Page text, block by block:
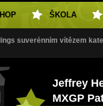
suverénním vítězem
Jeffrey
MXGP
ŠKOLA